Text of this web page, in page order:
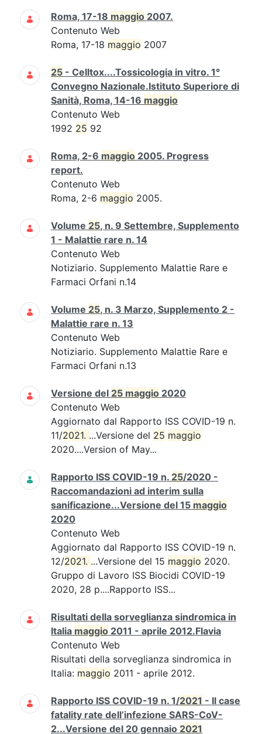
Roma, 17-18 maggio 2007.
Contenuto Web
Roma, 17-18 maggio 2007
25 - Celltox....Tossicologia in vitro. 1°
Convegno Nazionale.Istituto Superiore di
Sanità, Roma, 14-16 maggio
Contenuto Web
1992 25 92
Roma, 2-6 maggio 2005. Progress
report.
Contenuto Web
Roma, 2-6 maggio 2005.
Volume 25, n. 9 Settembre, Supplemento
1 - Malattie rare n. 14
Contenuto Web
Notiziario. Supplemento Malattie Rare e
Farmaci Orfani n.14
Volume 25, n. 3 Marzo, Supplemento 2 -
Malattie rare n. 13
Contenuto Web
Notiziario. Supplemento Malattie Rare e
Farmaci Orfani n.13
Versione del 25 maggio 2020
Contenuto Web
Aggiornato dal Rapporto ISS COVID-19 n.
11/2021. ...Versione del 25 maggio
2020....Version of May...
Rapporto ISS COVID-19 n. 25/2020 -
Raccomandazioni ad interim sulla
sanificazione...Versione del 15 maggio
2020
Contenuto Web
Aggiornato dal Rapporto ISS COVID-19 n.
12/2021. ...Versione del 15 maggio 2020.
Gruppo di Lavoro ISS Biocidi COVID-19
2020, 28 p....Rapporto ISS...
Risultati della sorveglianza sindromica in
Italia maggio 2011 - aprile 2012.Flavia
Contenuto Web
Risultati della sorveglianza sindromica in
Italia: maggio 2011 - aprile 2012.
Rapporto ISS COVID-19 n. 1/2021 - Il case
fatality rate dell’infezione SARS-CoV-
2...Versione del 20 gennaio 2021